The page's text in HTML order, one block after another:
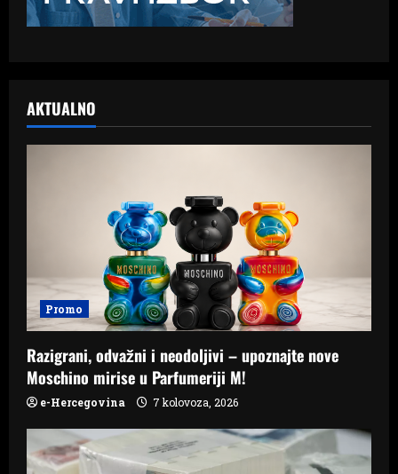
AKTUALNO
Promo
Razigrani, odvažni i neodoljivi – upoznajte nove
Moschino mirise u Parfumeriji M!
e-Hercegovina 7 kolovoza, 2026